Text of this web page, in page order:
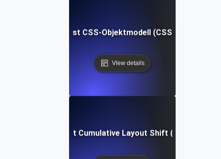
Was ist CSS-Objektmodell (CSSOM)?
View details
Was ist Cumulative Layout Shift (CLS)?